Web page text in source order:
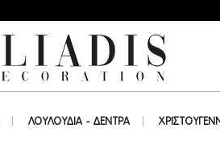
ΛΟΥΛΟΥΔΙΑ - ΔΕΝΤΡΑ